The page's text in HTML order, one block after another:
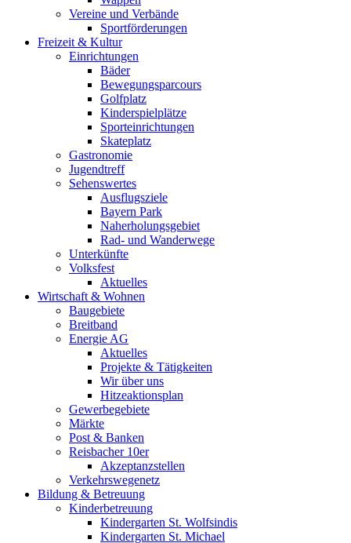
Vereine und Verbände
Sportförderungen
Freizeit & Kultur
Einrichtungen
Bäder
Bewegungsparcours
Golfplatz
Kinderspielplätze
Sporteinrichtungen
Skateplatz
Gastronomie
Jugendtreff
Sehenswertes
Ausflugsziele
Bayern Park
Naherholungsgebiet
Rad- und Wanderwege
Unterkünfte
Volksfest
Aktuelles
Wirtschaft & Wohnen
Baugebiete
Breitband
Energie AG
Aktuelles
Projekte & Tätigkeiten
Wir über uns
Hitzeaktionsplan
Gewerbegebiete
Märkte
Post & Banken
Reisbacher 10er
Akzeptanzstellen
Verkehrswegenetz
Bildung & Betreuung
Kinderbetreuung
Kindergarten St. Wolfsindis
Kindergarten St. Michael